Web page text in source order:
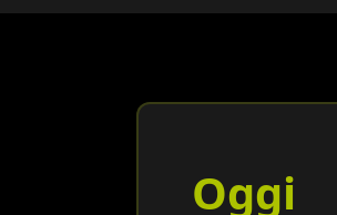
Oggi